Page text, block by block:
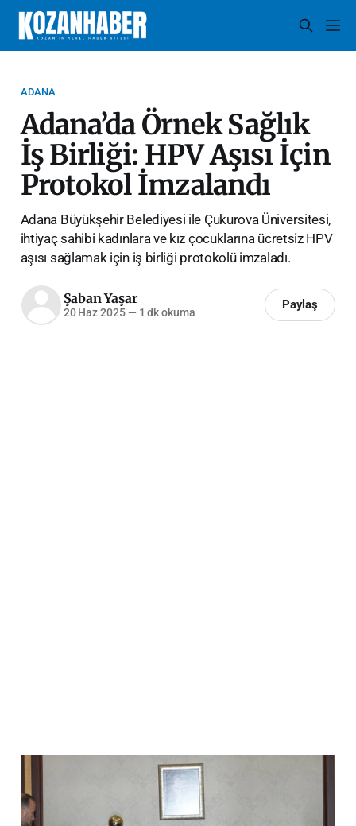
ADANA
Adana’da Örnek Sağlık
İş Birliği: HPV Aşısı İçin
Protokol İmzalandı
Adana Büyükşehir Belediyesi ile Çukurova Üniversitesi,
ihtiyaç sahibi kadınlara ve kız çocuklarına ücretsiz HPV
aşısı sağlamak için iş birliği protokolü imzaladı.
Şaban Yaşar
20 Haz 2025 — 1 dk okuma
Paylaş